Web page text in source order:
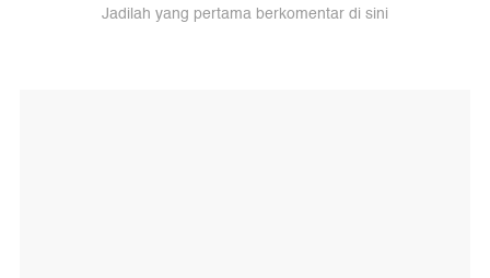
Jadilah yang pertama berkomentar di sini